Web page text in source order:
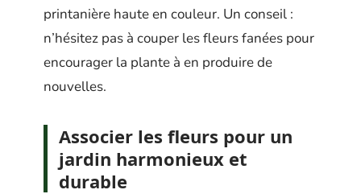
printanière haute en couleur. Un conseil :
n’hésitez pas à couper les fleurs fanées pour
encourager la plante à en produire de
nouvelles.
Associer les fleurs pour un
jardin harmonieux et
durable